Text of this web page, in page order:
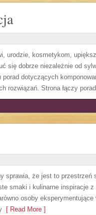
urodzie, kosmetykom,
się dobrze niezależnie od
dotyczących
rozwiązań. Strona łączy
sprawia, że jest to
smaki i kulinarne inspiracje
osoby
[ Read More ]